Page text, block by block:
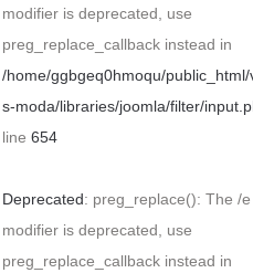
modifier is deprecated, use
preg_replace_callback instead in
/home/ggbgeq0hmoqu/public_html/
s-moda/libraries/joomla/filter/
line 654
Deprecated: preg_replace(): The /e
modifier is deprecated, use
preg_replace_callback instead in